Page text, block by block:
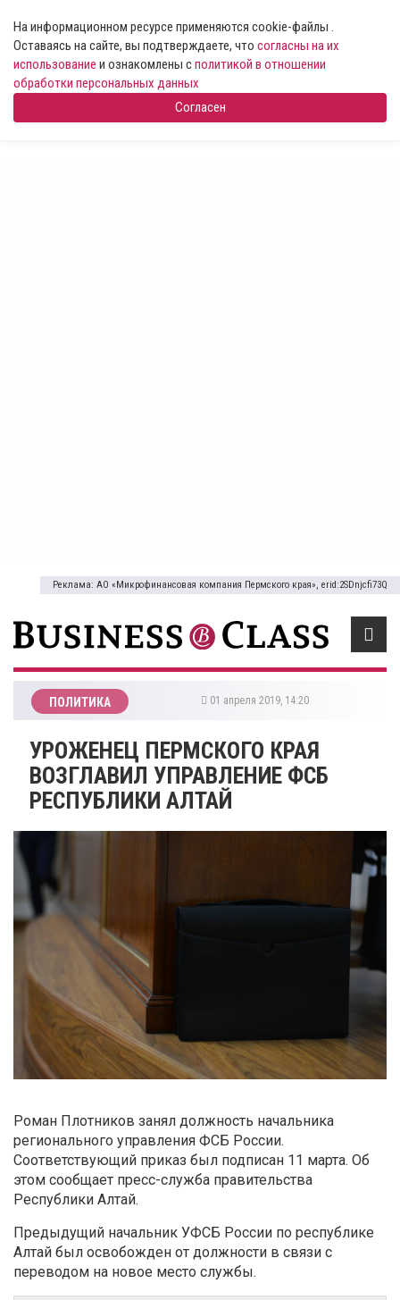
На информационном ресурсе применяются cookie-файлы .
Оставаясь на сайте, вы подтверждаете, что согласны на их
использование и ознакомлены сполитикой в отношении
обработки персональных данных
Согласен
Реклама: АО «Микрофинансовая компания Пермского края», erid:2SDnjcfi73Q
ПОЛИТИКА 01 апреля 2019, 14:20
УРОЖЕНЕЦ ПЕРМСКОГО КРАЯ
ВОЗГЛАВИЛ УПРАВЛЕНИЕ ФСБ
РЕСПУБЛИКИ АЛТАЙ
Роман Плотников занял должность начальника
регионального управления ФСБ России.
Соответствующий приказ был подписан 11 марта. Об
этом сообщает пресс-служба правительства
Республики Алтай.
Предыдущий начальник УФСБ России по республике
Алтай был освобожден от должности в связи с
переводом на новое место службы.